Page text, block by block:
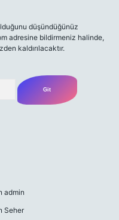
düşündüğünüz
adresine bildirmeniz halinde,
kaldırılacaktır.
admin
Seher